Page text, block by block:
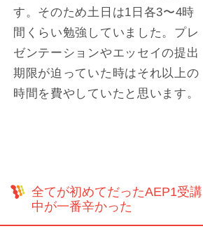
す。そのため土日は1日各3〜4時
間くらい勉強していました。プレ
ゼンテーションやエッセイの提出
期限が迫っていた時はそれ以上の
時間を費やしていたと思います。
全てが初めてだったAEP1受講
中が一番辛かった